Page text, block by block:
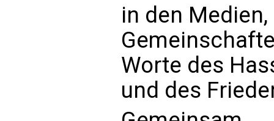
in den
Worte des
und des